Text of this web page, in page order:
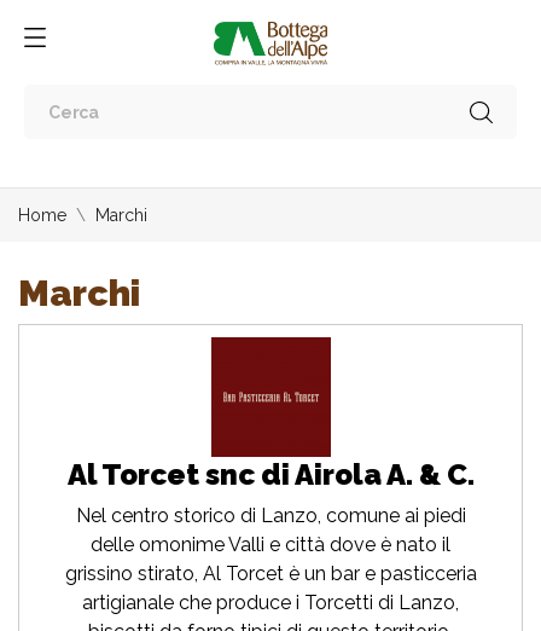
Home Marchi
Marchi
Al Torcet snc di Airola A. & C.
Nel centro storico di Lanzo, comune ai piedi
delle omonime Valli e città dove è nato il
grissino stirato, Al Torcet è un bar e pasticceria
artigianale che produce i Torcetti di Lanzo,